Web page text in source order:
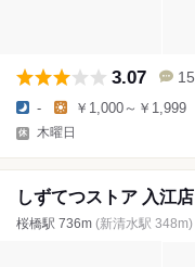
3.07 15
- ￥1,000～￥1,999
木曜日
しずてつストア 入江店
桜橋駅 736m (新清水駅 348m)